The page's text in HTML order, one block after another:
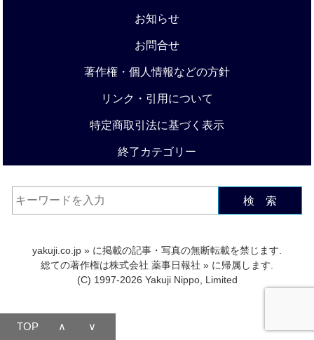
お知らせ
お問合せ
著作権・個人情報などの方針
リンク・引用について
特定商取引法に基づく表示
終了カテゴリー
検 索
yakuji.co.jp » に掲載の記事・写真の無断転載を禁じます.
総ての著作権は株式会社 薬事日報社 » に帰属します.
(C) 1997-2026 Yakuji Nippo, Limited
TOP ∧ ∨